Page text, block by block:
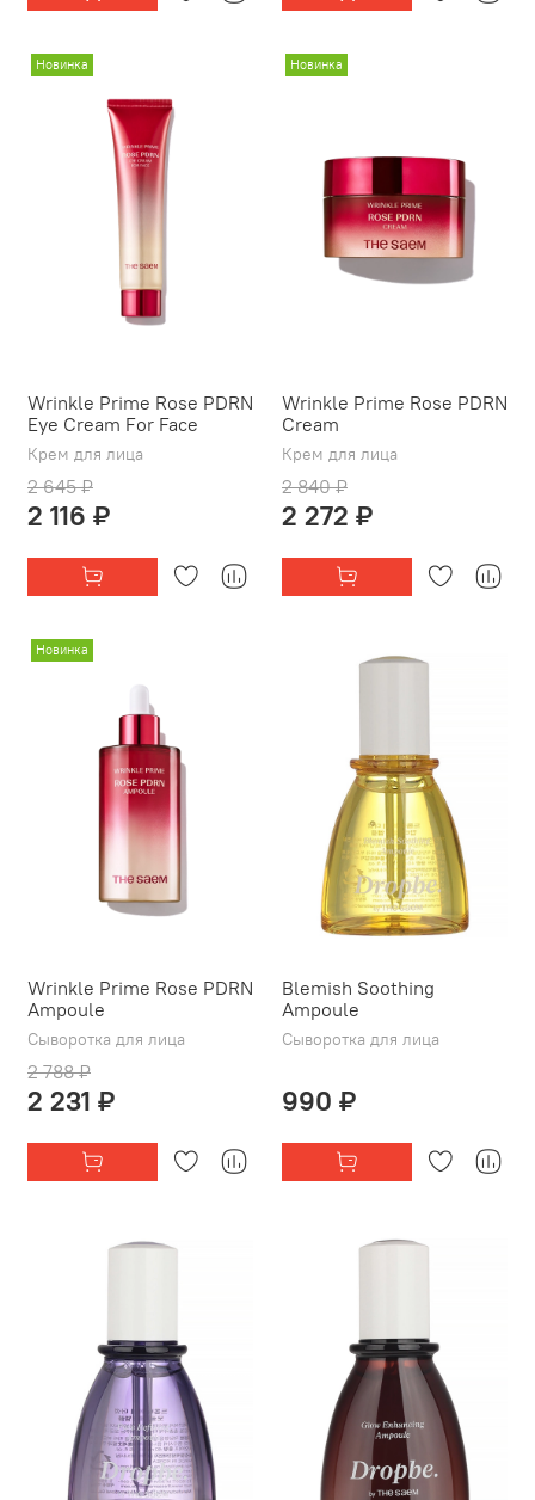
Новинка
Wrinkle Prime Rose PDRN
Eye Cream For Face
Крем для лица
2 645 ₽
2 116 ₽
Новинка
Wrinkle Prime Rose PDRN
Cream
Крем для лица
2 840 ₽
2 272 ₽
Новинка
Wrinkle Prime Rose PDRN
Ampoule
Сыворотка для лица
2 788 ₽
2 231 ₽
Blemish Soothing
Ampoule
Сыворотка для лица
990 ₽